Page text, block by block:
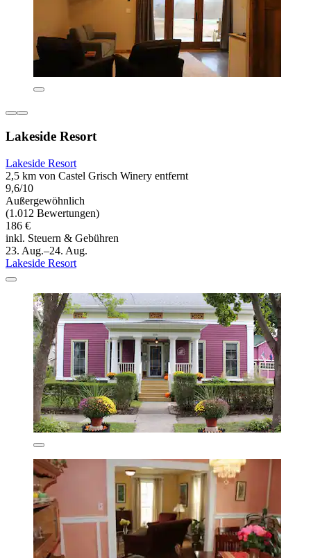
Lakeside Resort
Lakeside Resort
2,5 km von Castel Grisch Winery entfernt
9,6/10
Außergewöhnlich
(1.012 Bewertungen)
186 €
inkl. Steuern & Gebühren
23. Aug.–24. Aug.
Lakeside Resort